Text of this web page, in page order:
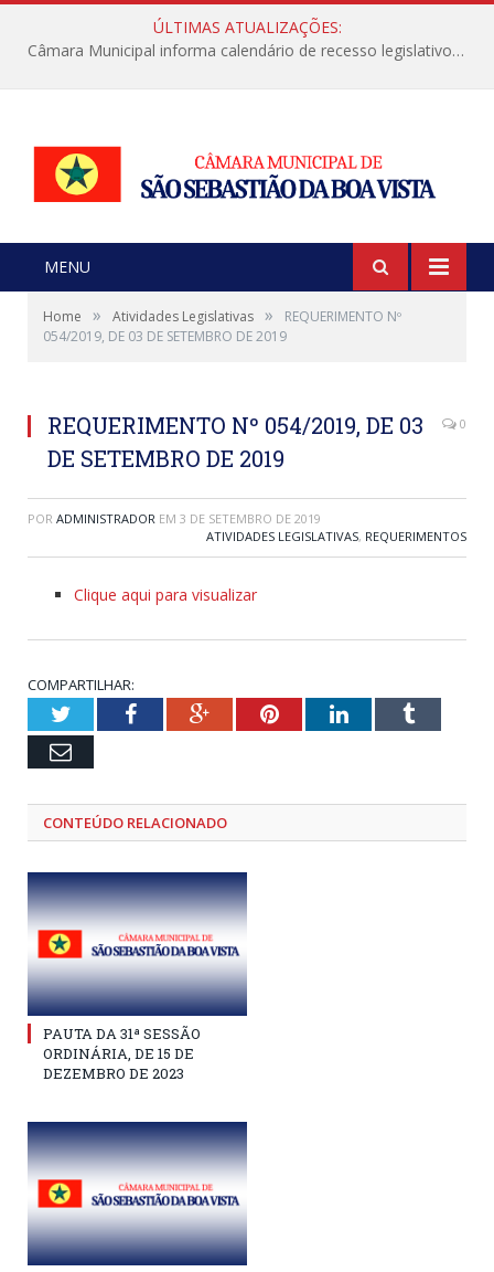
ÚLTIMAS ATUALIZAÇÕES:
Câmara Municipal informa calendário de recesso legislativo de julho
MENU
Home » Atividades Legislativas »
REQUERIMENTO Nº
054/2019, DE 03 DE SETEMBRO DE 2019
REQUERIMENTO Nº 054/2019, DE 03
DE SETEMBRO DE 2019
0
POR ADMINISTRADOR EM 3 DE SETEMBRO DE 2019
ATIVIDADES LEGISLATIVAS, REQUERIMENTOS
Clique aqui para visualizar
COMPARTILHAR:
TwitterFacebookGoogle+PinterestLinkedInTumblr
Email
CONTEÚDO RELACIONADO
PAUTA DA 31ª SESSÃO
ORDINÁRIA, DE 15 DE
DEZEMBRO DE 2023